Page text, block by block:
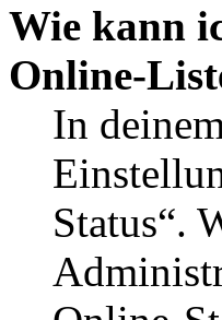
Wie kann
Online-
In
Status“.